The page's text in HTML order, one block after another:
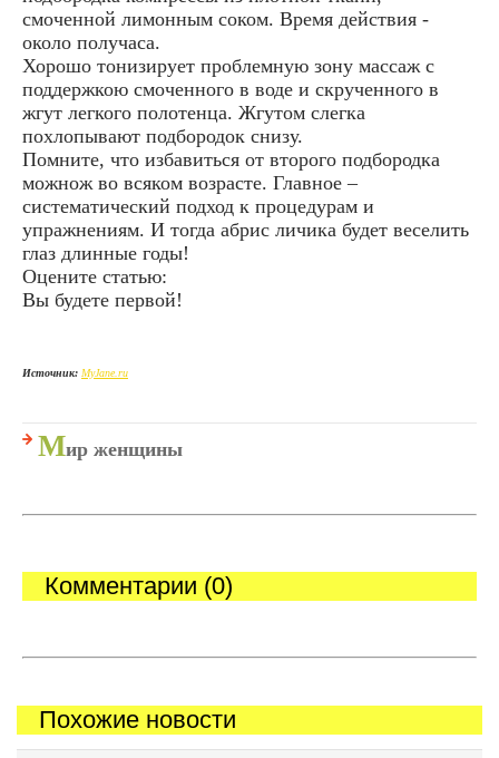
смоченной лимонным соком. Время действия -
около получаса.
Хорошо тонизирует проблемную зону массаж с
поддержкою смоченного в воде и скрученного в
жгут легкого полотенца. Жгутом слегка
похлопывают подбородок снизу.
Помните, что избавиться от второго подбородка
можнож во всяком возрасте. Главное –
систематический подход к процедурам и
упражнениям. И тогда абрис личика будет веселить
глаз длинные годы!
Оцените статью:
Вы будете первой!
Источник: MyJane.ru
Мир женщины
Комментарии (0)
Похожие новости